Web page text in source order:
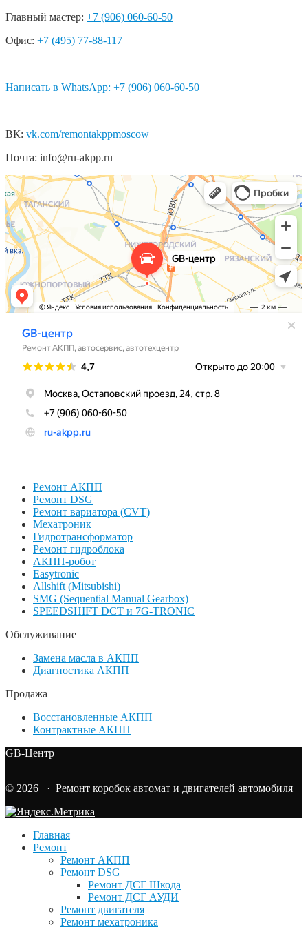
Главный мастер: +7 (906) 060-60-50
Офис: +7 (495) 77-88-117
Написать в WhatsApp: +7 (906) 060-60-50
ВК: vk.com/remontakppmoscow
Почта: info@ru-akpp.ru
Ремонт АКПП
Ремонт DSG
Ремонт вариатора (CVT)
Мехатроник
Гидротрансформатор
Ремонт гидроблока
АКПП-робот
Easytronic
Allshift (Mitsubishi)
SMG (Sequential Manual Gearbox)
SPEEDSHIFT DCT и 7G-TRONIC
Обслуживание
Замена масла в АКПП
Диагностика АКПП
Продажа
Восстановленные АКПП
Контрактные АКПП
GB-Центр
© 2026 · Ремонт коробок автомат и двигателей автомобиля
Главная
Ремонт
Ремонт АКПП
Ремонт DSG
Ремонт ДСГ Шкода
Ремонт ДСГ АУДИ
Ремонт двигателя
Ремонт мехатроника